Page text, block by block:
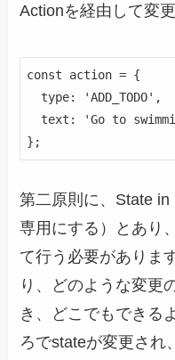
Actionを経由して変更
const action = {
第二原則に、State in
専用にする）とあり
て行う必要がありま
り、どのような変更
き、どこでもできる
ろでstateが変更され